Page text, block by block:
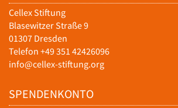
Cellex Stiftung
Blasewitzer Straße 9
01307 Dresden
Telefon +49 351 42426096
info@cellex-stiftung.org
SPENDENKONTO